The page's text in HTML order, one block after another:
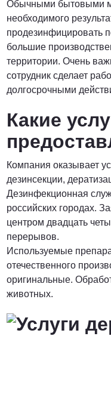
Обычными бытовыми
необходимого
продезинфицировать
большие
территории. Очень
сотрудник сделает
долгосрочными
Какие
Компания оказывает
дезинсекции,
Дезинфекционная
российских городах.
центром двадцать
перерывов.
Используемые
отечественного
оригинальные.
животных.